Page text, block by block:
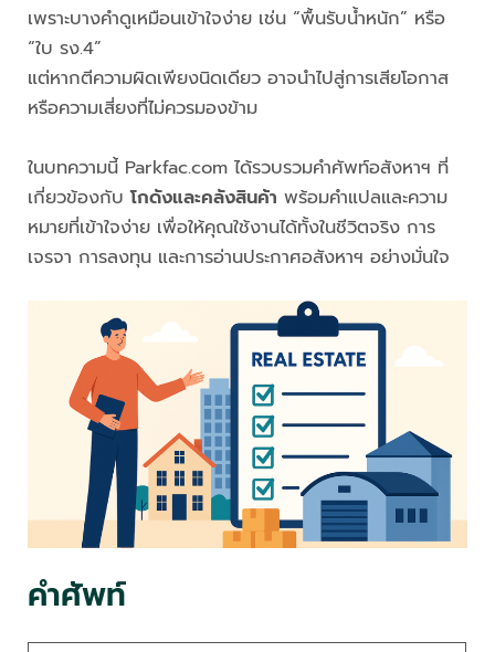
เพราะบางคำดูเหมือนเข้าใจง่าย เช่น “พื้นรับน้ำหนัก” หรือ
“ใบ รง.4”
แต่หากตีความผิดเพียงนิดเดียว อาจนำไปสู่การเสียโอกาส
หรือความเสี่ยงที่ไม่ควรมองข้าม
ในบทความนี้ Parkfac.com ได้รวบรวมคำศัพท์อสังหาฯ ที่
เกี่ยวข้องกับโกดังและคลังสินค้า พร้อมคำแปลและความ
หมายที่เข้าใจง่าย เพื่อให้คุณใช้งานได้ทั้งในชีวิตจริง การ
เจรจา การลงทุน และการอ่านประกาศอสังหาฯ อย่างมั่นใจ
คำศัพท์